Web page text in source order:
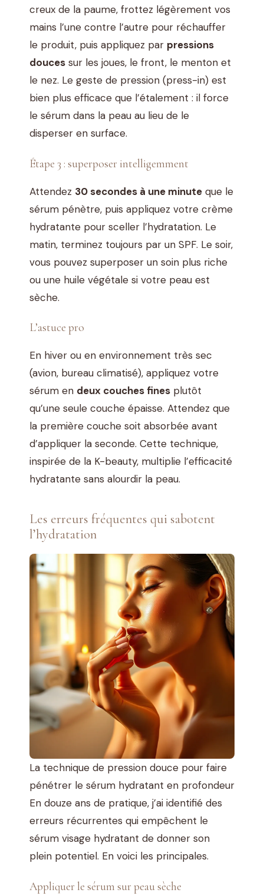
creux de la paume, frottez légèrement vos
mains l’une contre l’autre pour réchauffer
le produit, puis appliquez par pressions
douces sur les joues, le front, le menton et
le nez. Le geste de pression (press-in) est
bien plus efficace que l’étalement : il force
le sérum dans la peau au lieu de le
disperser en surface.
Étape 3 : superposer intelligemment
Attendez 30 secondes à une minute que le
sérum pénètre, puis appliquez votre crème
hydratante pour sceller l’hydratation. Le
matin, terminez toujours par un SPF. Le soir,
vous pouvez superposer un soin plus riche
ou une huile végétale si votre peau est
sèche.
L’astuce pro
En hiver ou en environnement très sec
(avion, bureau climatisé), appliquez votre
sérum en deux couches fines plutôt
qu’une seule couche épaisse. Attendez que
la première couche soit absorbée avant
d’appliquer la seconde. Cette technique,
inspirée de la K-beauty, multiplie l’efficacité
hydratante sans alourdir la peau.
Les erreurs fréquentes qui sabotent
l’hydratation
La technique de pression douce pour faire
pénétrer le sérum hydratant en profondeur
En douze ans de pratique, j’ai identifié des
erreurs récurrentes qui empêchent le
sérum visage hydratant de donner son
plein potentiel. En voici les principales.
Appliquer le sérum sur peau sèche